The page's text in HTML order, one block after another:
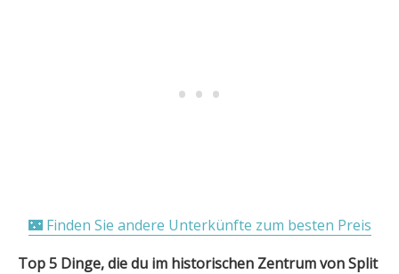
🌃 Finden Sie andere Unterkünfte zum besten Preis
Top 5 Dinge, die du im historischen Zentrum von Split